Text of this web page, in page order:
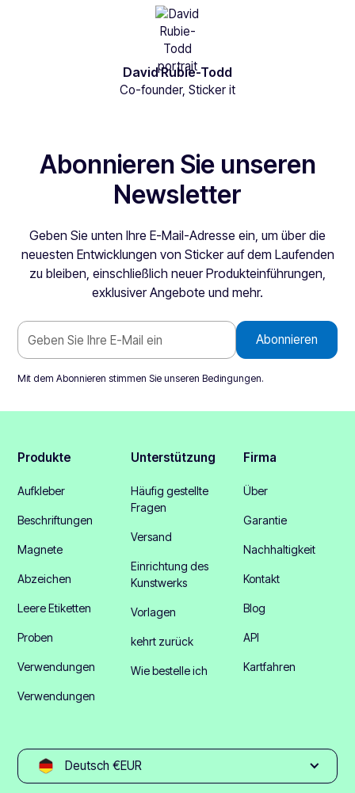
David Rubie-Todd
Co-founder, Sticker it
Abonnieren Sie unseren
Newsletter
Geben Sie unten Ihre E-Mail-Adresse ein, um über die
neuesten Entwicklungen von Sticker auf dem Laufenden
zu bleiben, einschließlich neuer Produkteinführungen,
exklusiver Angebote und mehr.
Mit dem Abonnieren stimmen Sie unserenBedingungen.
Produkte
Aufkleber
Beschriftungen
Magnete
Abzeichen
Leere Etiketten
Proben
Verwendungen
Verwendungen
Unterstützung
Häufig gestellte
Fragen
Versand
Einrichtung des
Kunstwerks
Vorlagen
kehrt zurück
Wie bestelle ich
Firma
Über
Garantie
Nachhaltigkeit
Kontakt
Blog
API
Kartfahren
Deutsch €EUR